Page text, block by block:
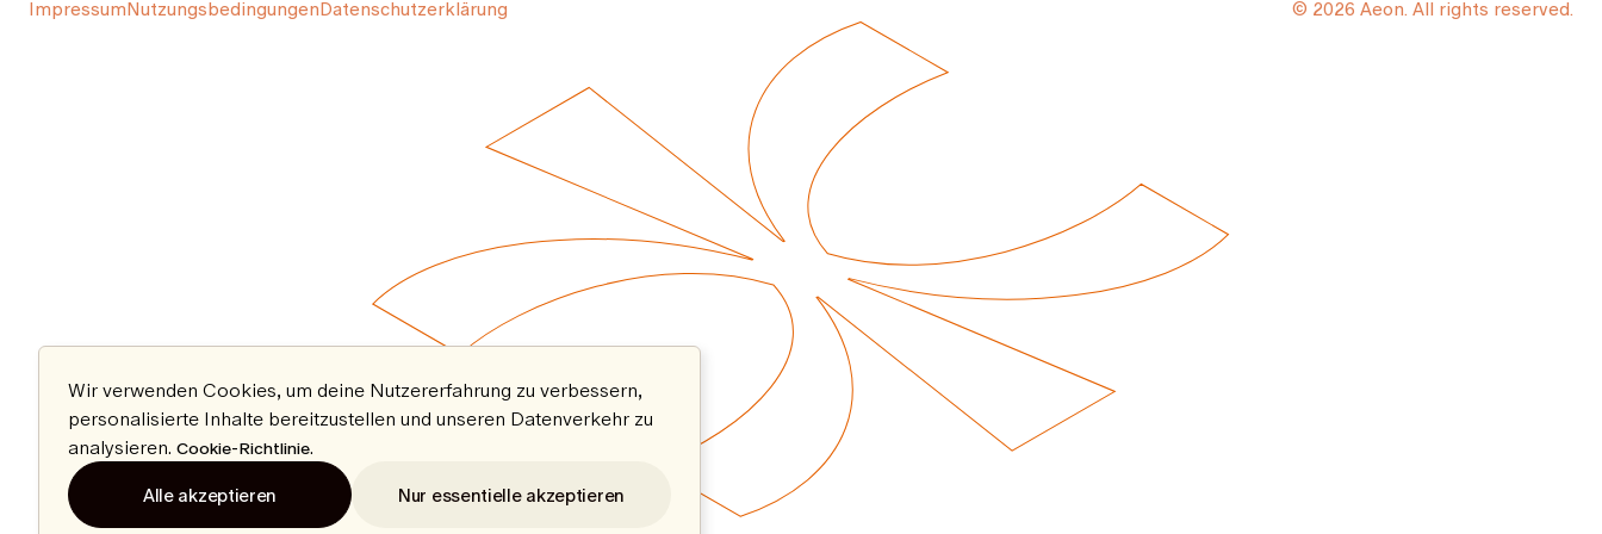
ImpressumNutzungsbedingungenDatenschutzerklärung © 2026 Aeon. All rights reserved.
Wir verwenden Cookies, um deine Nutzererfahrung zu verbessern,
personalisierte Inhalte bereitzustellen und unseren Datenverkehr zu
analysieren. Cookie-Richtlinie.
Alle akzeptieren Nur essentielle akzeptieren